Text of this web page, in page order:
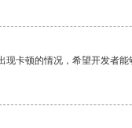
卡顿的情况，希望开发者能